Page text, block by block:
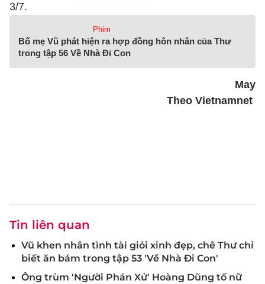
3/7.
Phim
Bố mẹ Vũ phát hiện ra hợp đồng hôn nhân của Thư
trong tập 56 Về Nhà Đi Con
May
Theo Vietnamnet
Tin liên quan
Vũ khen nhân tình tài giỏi xinh đẹp, chê Thư chỉ
biết ăn bám trong tập 53 'Về Nhà Đi Con'
Ông trùm 'Người Phán Xử' Hoàng Dũng tố nữ